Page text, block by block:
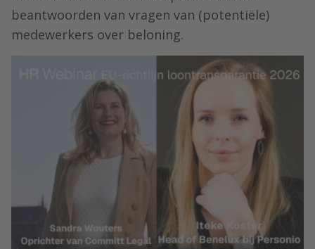
beantwoorden van vragen van (potentiële)
medewerkers over beloning.